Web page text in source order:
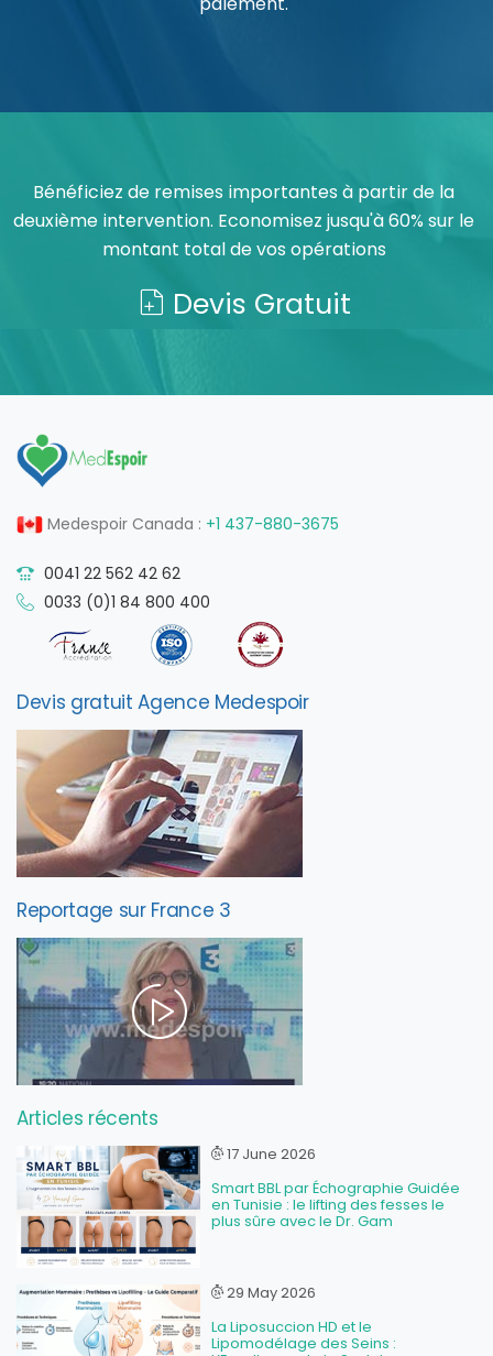
Bénéficiez de remises importantes à partir de la
deuxième intervention. Economisez jusqu'à 60% sur le
montant total de vos opérations
Devis Gratuit
Medespoir Canada : +1 437-880-3675
0041 22 562 42 62
0033 (0)1 84 800 400
Devis gratuit Agence Medespoir
Reportage sur France 3
Articles récents
17 June 2026
Smart BBL par Échographie Guidée
en Tunisie : le lifting des fesses le
plus sûre avec le Dr. Gam
29 May 2026
La Liposuccion HD et le
Lipomodélage des Seins :